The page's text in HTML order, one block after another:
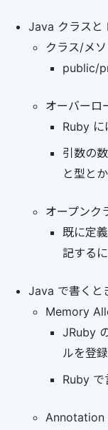
Java クラスと
クラス/メ
public/
オーバーロ
Ruby に
引数の
と型とか
オープンク
既に定
記する
Java で書くと
Memory
JRuby
ルを登
Ruby で
Annotation